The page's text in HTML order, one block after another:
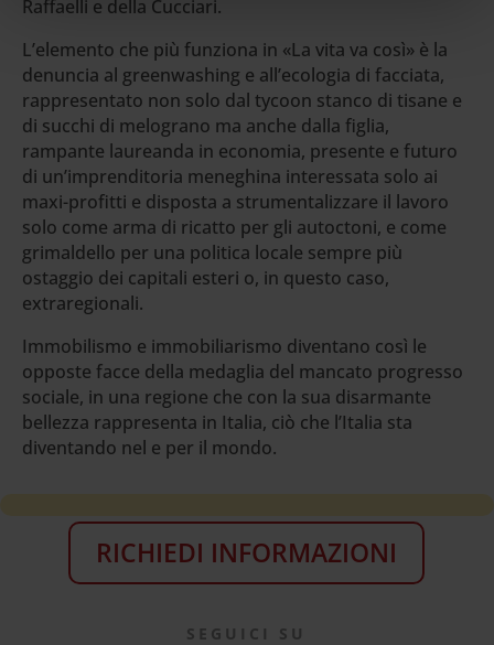
Raffaelli e della Cucciari.
L’elemento che più funziona in «La vita va così» è la
denuncia al greenwashing e all’ecologia di facciata,
rappresentato non solo dal tycoon stanco di tisane e
di succhi di melograno ma anche dalla figlia,
rampante laureanda in economia, presente e futuro
di un’imprenditoria meneghina interessata solo ai
maxi-profitti e disposta a strumentalizzare il lavoro
solo come arma di ricatto per gli autoctoni, e come
grimaldello per una politica locale sempre più
ostaggio dei capitali esteri o, in questo caso,
extraregionali.
Immobilismo e immobiliarismo diventano così le
opposte facce della medaglia del mancato progresso
sociale, in una regione che con la sua disarmante
bellezza rappresenta in Italia, ciò che l’Italia sta
diventando nel e per il mondo.
RICHIEDI INFORMAZIONI
SEGUICI SU